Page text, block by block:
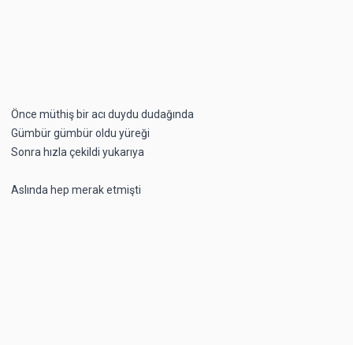
Önce müthiş bir acı duydu dudağında
Gümbür gümbür oldu yüreği
Sonra hızla çekildi yukarıya
Aslında hep merak etmişti